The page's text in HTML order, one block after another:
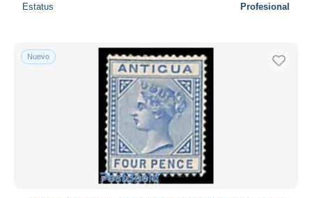
Estatus Profesional
Nuevo